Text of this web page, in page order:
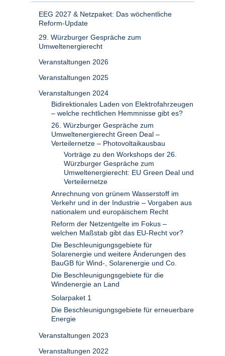
EEG 2027 & Netzpaket: Das wöchentliche
Reform-Update
29. Würzburger Gespräche zum
Umweltenergierecht
Veranstaltungen 2026
Veranstaltungen 2025
Veranstaltungen 2024
Bidirektionales Laden von Elektrofahrzeugen
– welche rechtlichen Hemmnisse gibt es?
26. Würzburger Gespräche zum
Umweltenergierecht Green Deal –
Verteilernetze – Photovoltaikausbau
Vorträge zu den Workshops der 26.
Würzburger Gespräche zum
Umweltenergierecht: EU Green Deal und
Verteilernetze
Anrechnung von grünem Wasserstoff im
Verkehr und in der Industrie – Vorgaben aus
nationalem und europäischem Recht
Reform der Netzentgelte im Fokus –
welchen Maßstab gibt das EU-Recht vor?
Die Beschleunigungsgebiete für
Solarenergie und weitere Änderungen des
BauGB für Wind-, Solarenergie und Co.
Die Beschleunigungsgebiete für die
Windenergie an Land
Solarpaket 1
Die Beschleunigungsgebiete für erneuerbare
Energie
Veranstaltungen 2023
Veranstaltungen 2022